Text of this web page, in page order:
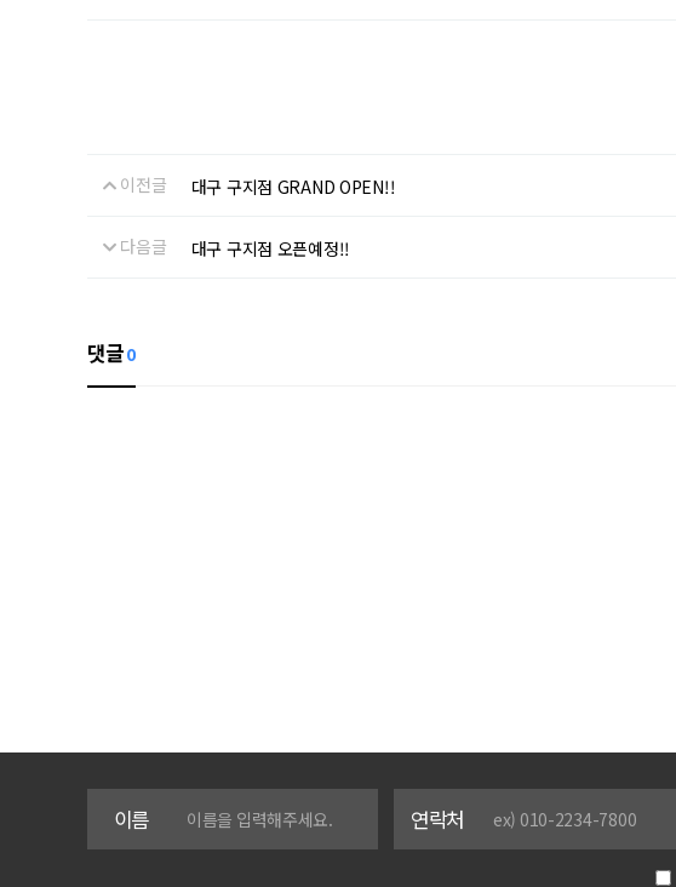
이전글 대구 구지점 GRAND OPEN!!
다음글 대구 구지점 오픈예정!!
댓글0
이름 연락처